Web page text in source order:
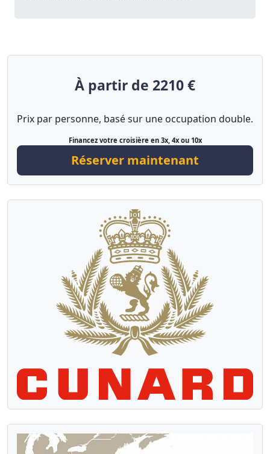
À partir de 2210 €
Prix par personne, basé sur une occupation double.
Financez votre croisière en 3x, 4x ou 10x
Réserver maintenant